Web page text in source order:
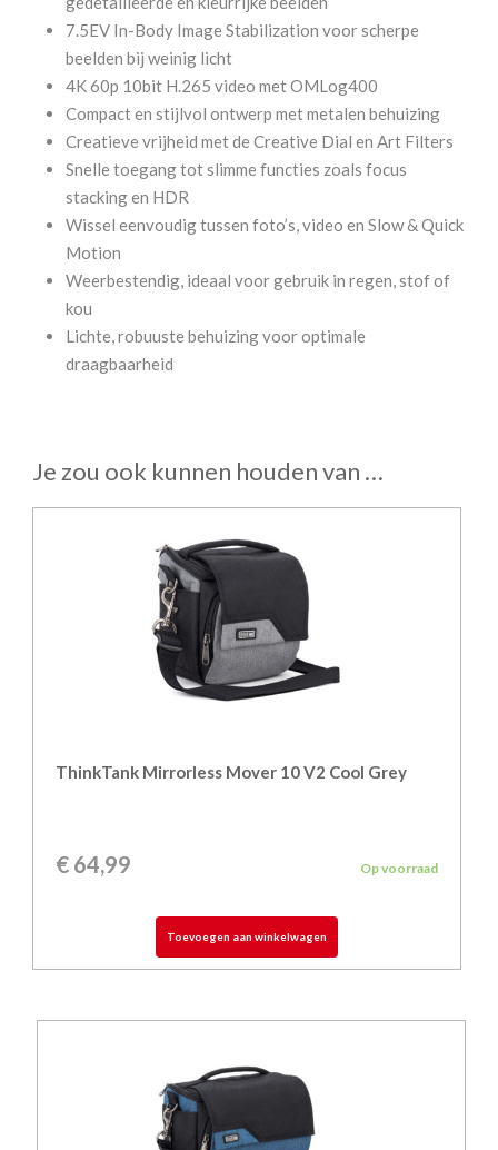
7.5EV In-Body Image Stabilization voor scherpe
beelden bij weinig licht
4K 60p 10bit H.265 video met OMLog400
Compact en stijlvol ontwerp met metalen behuizing
Creatieve vrijheid met de Creative Dial en Art Filters
Snelle toegang tot slimme functies zoals focus
stacking en HDR
Wissel eenvoudig tussen foto’s, video en Slow & Quick
Motion
Weerbestendig, ideaal voor gebruik in regen, stof of
kou
Lichte, robuuste behuizing voor optimale
draagbaarheid
Je zou ook kunnen houden van …
ThinkTank Mirrorless Mover 10 V2 Cool Grey
€ 64,99 Op voorraad
Toevoegen aan winkelwagen